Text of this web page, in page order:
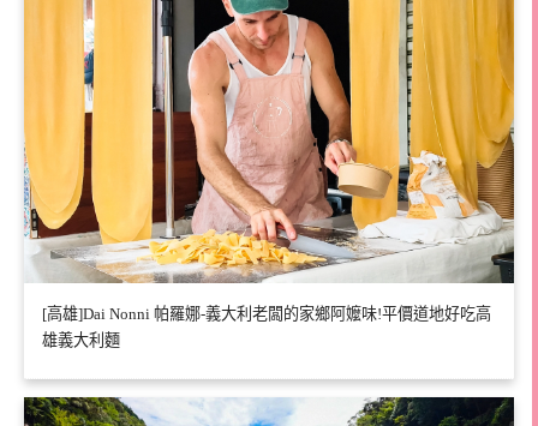
[高雄]Dai Nonni 帕羅娜-義大利老闆的家鄉阿嬤味!平價道地好吃高
雄義大利麵